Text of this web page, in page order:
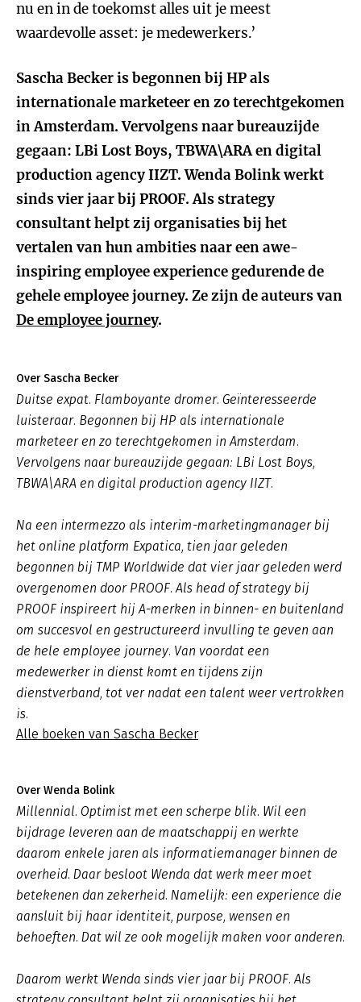
nu en in de toekomst alles uit je meest
waardevolle asset: je medewerkers.’
Sascha Becker is begonnen bij HP als
internationale marketeer en zo terechtgekomen
in Amsterdam. Vervolgens naar bureauzijde
gegaan: LBi Lost Boys, TBWA\ARA en digital
production agency IIZT. Wenda Bolink werkt
sinds vier jaar bij PROOF. Als strategy
consultant helpt zij organisaties bij het
vertalen van hun ambities naar een awe-
inspiring employee experience gedurende de
gehele employee journey. Ze zijn de auteurs van
De employee journey.
Over Sascha Becker
Duitse expat. Flamboyante dromer. Geïnteresseerde
luisteraar. Begonnen bij HP als internationale
marketeer en zo terechtgekomen in Amsterdam.
Vervolgens naar bureauzijde gegaan: LBi Lost Boys,
TBWA\ARA en digital production agency IIZT.
Na een intermezzo als interim-marketingmanager bij
het online platform Expatica, tien jaar geleden
begonnen bij TMP Worldwide dat vier jaar geleden werd
overgenomen door PROOF. Als head of strategy bij
PROOF inspireert hij A-merken in binnen- en buitenland
om succesvol en gestructureerd invulling te geven aan
de hele employee journey. Van voordat een
medewerker in dienst komt en tijdens zijn
dienstverband, tot ver nadat een talent weer vertrokken
is.
Alle boeken van Sascha Becker
Over Wenda Bolink
Millennial. Optimist met een scherpe blik. Wil een
bijdrage leveren aan de maatschappij en werkte
daarom enkele jaren als informatiemanager binnen de
overheid. Daar besloot Wenda dat werk meer moet
betekenen dan zekerheid. Namelijk: een experience die
aansluit bij haar identiteit, purpose, wensen en
behoeften. Dat wil ze ook mogelijk maken voor anderen.
Daarom werkt Wenda sinds vier jaar bij PROOF. Als